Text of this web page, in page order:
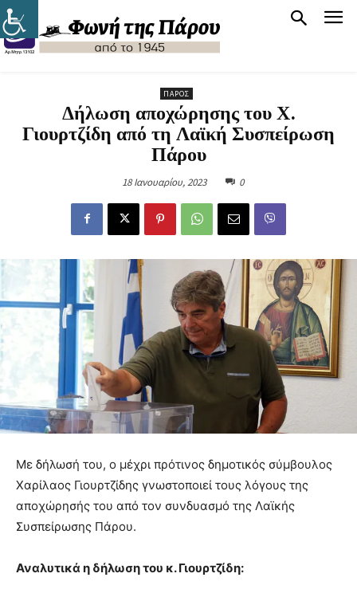
ΠΆΡΟΣ
Δήλωση αποχώρησης του Χ.
Γιουρτζίδη από τη Λαϊκή Συσπείρωση
Πάρου
18 Ιανουαρίου, 2023 0
Με δήλωσή του, ο μέχρι πρότινος δημοτικός σύμβουλος
Χαρίλαος Γιουρτζίδης γνωστοποιεί τους λόγους της
αποχώρησής του από τον συνδυασμό της Λαϊκής
Συσπείρωσης Πάρου.
Αναλυτικά η δήλωση του κ. Γιουρτζίδη: